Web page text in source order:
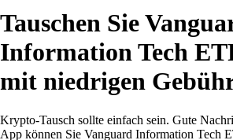
Tauschen Sie
Information Tech
mit niedrigen
Krypto-Tausch sollte einfach sein. Gute
App können Sie Vanguard Information Tech